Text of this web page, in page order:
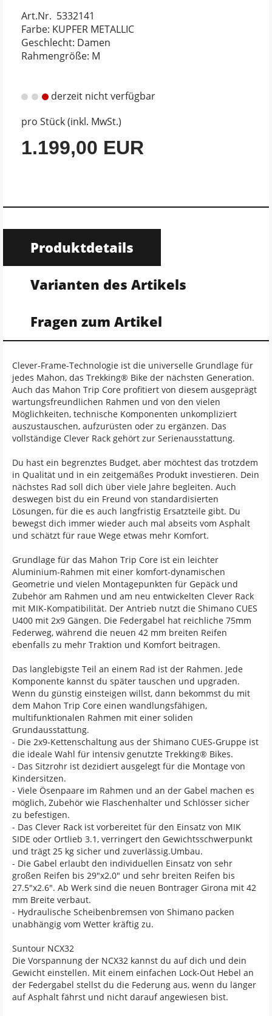
Art.Nr. 5332141
Farbe: KUPFER METALLIC
Geschlecht: Damen
Rahmengröße: M
derzeit nicht verfügbar
pro Stück (inkl. MwSt.)
1.199,00 EUR
Produktdetails
Varianten des Artikels
Fragen zum Artikel
Clever-Frame-Technologie ist die universelle Grundlage für
jedes Mahon, das Trekking® Bike der nächsten Generation.
Auch das Mahon Trip Core profitiert von diesem ausgeprägt
wartungsfreundlichen Rahmen und von den vielen
Möglichkeiten, technische Komponenten unkompliziert
auszustauschen, aufzurüsten oder zu ergänzen. Das
vollständige Clever Rack gehört zur Serienausstattung.
Du hast ein begrenztes Budget, aber möchtest das trotzdem
in Qualität und in ein zeitgemäßes Produkt investieren. Dein
nächstes Rad soll dich über viele Jahre begleiten. Auch
deswegen bist du ein Freund von standardisierten
Lösungen, für die es auch langfristig Ersatzteile gibt. Du
bewegst dich immer wieder auch mal abseits vom Asphalt
und schätzt für raue Wege etwas mehr Komfort.
Grundlage für das Mahon Trip Core ist ein leichter
Aluminium-Rahmen mit einer komfort-dynamischen
Geometrie und vielen Montagepunkten für Gepäck und
Zubehör am Rahmen und am neu entwickelten Clever Rack
mit MIK-Kompatibilität. Der Antrieb nutzt die Shimano CUES
U400 mit 2x9 Gängen. Die Federgabel hat reichliche 75mm
Federweg, während die neuen 42 mm breiten Reifen
ebenfalls zu mehr Traktion und Komfort beitragen.
Das langlebigste Teil an einem Rad ist der Rahmen. Jede
Komponente kannst du später tauschen und upgraden.
Wenn du günstig einsteigen willst, dann bekommst du mit
dem Mahon Trip Core einen wandlungsfähigen,
multifunktionalen Rahmen mit einer soliden
Grundausstattung.
- Die 2x9-Kettenschaltung aus der Shimano CUES-Gruppe ist
die ideale Wahl für intensiv genutzte Trekking® Bikes.
- Das Sitzrohr ist dezidiert ausgelegt für die Montage von
Kindersitzen.
- Viele Ösenpaare im Rahmen und an der Gabel machen es
möglich, Zubehör wie Flaschenhalter und Schlösser sicher
zu befestigen.
- Das Clever Rack ist vorbereitet für den Einsatz von MIK
SIDE oder Ortlieb 3.1, verringert den Gewichtsschwerpunkt
und trägt 25 kg sicher und zuverlässig.Umbau.
- Die Gabel erlaubt den individuellen Einsatz von sehr
großen Reifen bis 29"x2.0" und sehr breiten Reifen bis
27.5"x2.6". Ab Werk sind die neuen Bontrager Girona mit 42
mm Breite verbaut.
- Hydraulische Scheibenbremsen von Shimano packen
unabhängig vom Wetter kräftig zu.
Suntour NCX32
Die Vorspannung der NCX32 kannst du auf dich und dein
Gewicht einstellen. Mit einem einfachen Lock-Out Hebel an
der Federgabel stellst du die Federung aus, wenn du länger
auf Asphalt fährst und nicht darauf angewiesen bist.